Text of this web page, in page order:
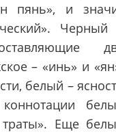
пянь», и
Черный
– «инь» и
белый –
Еще